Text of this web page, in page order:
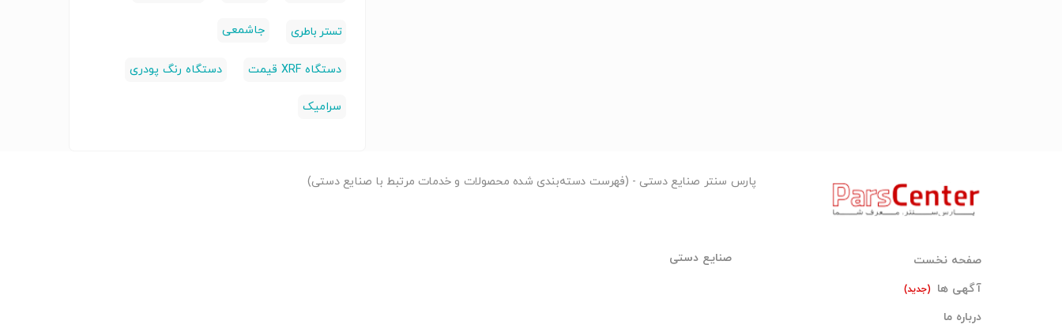
تستر باطری جاشمعی
دستگاه XRF قیمت دستگاه رنگ پودری
سرامیک
صفحه نخست
آگهی ها
(جدید)
درباره ما
پارس سنتر صنایع دستی - (فهرست دسته‌بندی شده محصولات و خدمات مرتبط با صنایع دستی)
صنایع دستی